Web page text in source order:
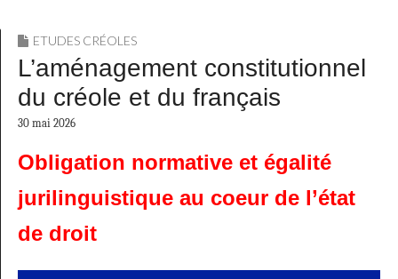
ETUDES CRÉOLES
L’aménagement constitutionnel
du créole et du français
30 mai 2026
Obligation normative et égalité
jurilinguistique au coeur de l’état
de droit